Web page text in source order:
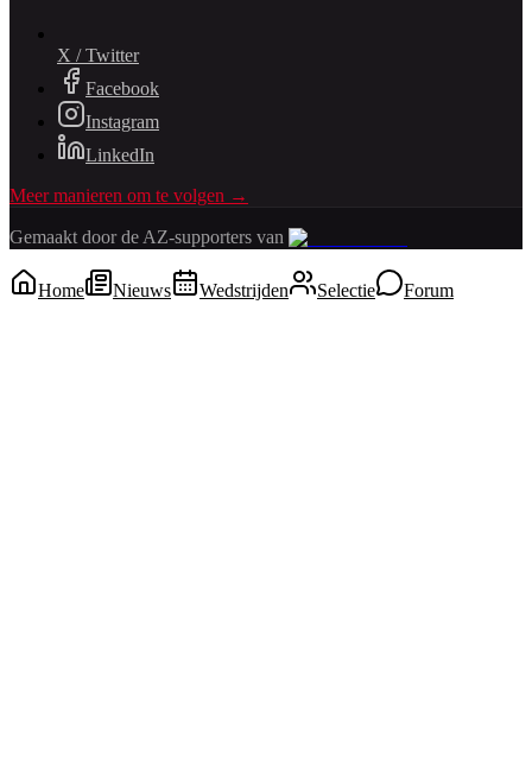
X / Twitter
Facebook
Instagram
LinkedIn
Meer manieren om te volgen →
Gemaakt door de AZ-supporters van
Home Nieuws Wedstrijden Selectie Forum